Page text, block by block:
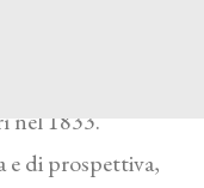
nel 1833.
e di prospettiva,